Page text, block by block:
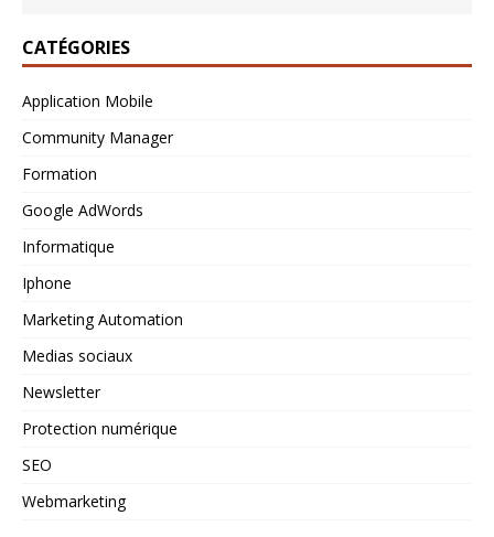
CATÉGORIES
Application Mobile
Community Manager
Formation
Google AdWords
Informatique
Iphone
Marketing Automation
Medias sociaux
Newsletter
Protection numérique
SEO
Webmarketing